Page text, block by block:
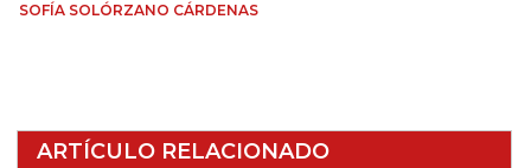
SOFÍA SOLÓRZANO CÁRDENAS
ARTÍCULO RELACIONADO